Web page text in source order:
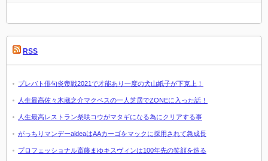
RSS
プレバト俳句炎帝戦2021で才能あり一度の犬山紙子が下克上！
人生最高佐々木蔵之介マクベスの一人芝居でZONEに入った話！
人生最高レストラン柴咲コウがマタギになる為にクリアする事
がっちりマンデーaideaはAAカーゴをマックに採用されて急成長
プロフェッショナル斎藤まゆキスヴィンは100年先の笑顔を造る